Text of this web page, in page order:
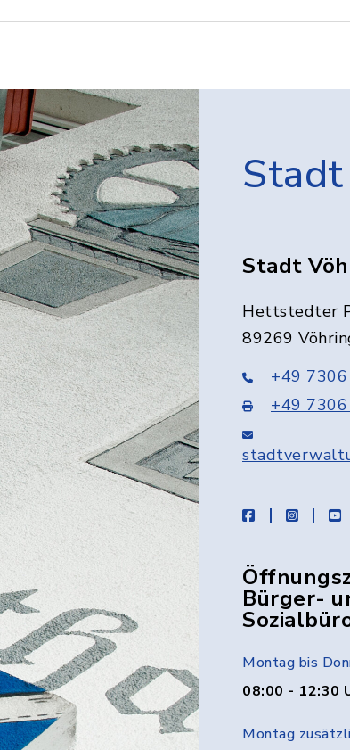
Stadt
Hettstedter
89269
+49
+49
facebook
Bürger-
Montag bis
08:00 - 12:30
Montag